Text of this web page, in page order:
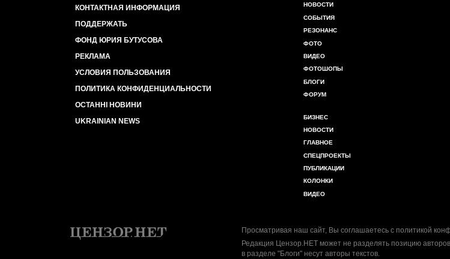
КОНТАКТНАЯ ИНФОРМАЦИЯ
ПОДДЕРЖАТЬ
ФОНД ЮРИЯ БУТУСОВА
РЕКЛАМА
УСЛОВИЯ ПОЛЬЗОВАНИЯ
ПОЛИТИКА КОНФИДЕНЦИАЛЬНОСТИ
ОСТАННІ НОВИНИ
UKRAINIAN NEWS
НОВОСТИ
СОБЫТИЯ
РЕЗОНАНС
ФОТО
ВИДЕО
ФОТОШОПЫ
БЛОГИ
ФОРУМ
БИЗНЕС
НОВОСТИ
ГЛАВНОЕ
СПЕЦПРОЕКТЫ
ПУБЛИКАЦИИ
КОЛОНКИ
ВИДЕО
Просматривая наш сайт, Вы соглашаетесь с политикой
Редакция Цензор.НЕТ может не разделять позицию
в разделе "Блоги" несут авторы текстов.